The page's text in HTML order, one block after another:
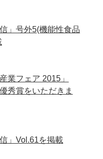
」号外5(機能性食品
業フェア 2015」
秀賞をいただきま
」Vol.61を掲載